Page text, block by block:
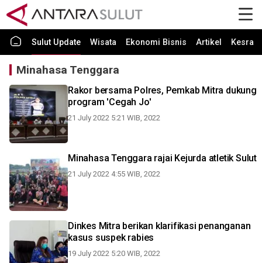
Sulut Update Wisata Ekonomi Bisnis Artikel Kesra
Minahasa Tenggara
Rakor bersama Polres, Pemkab Mitra dukung
program 'Cegah Jo'
21 July 2022 5:21 WIB, 2022
Minahasa Tenggara rajai Kejurda atletik Sulut
21 July 2022 4:55 WIB, 2022
Dinkes Mitra berikan klarifikasi penanganan
kasus suspek rabies
19 July 2022 5:20 WIB, 2022